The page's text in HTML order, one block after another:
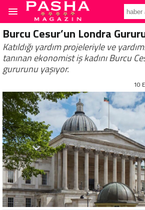
Burcu Cesur’un Londra
Katıldığı yardım projeleriyle ve
tanınan ekonomist iş kadını Burcu
gururunu yaşıyor.
10